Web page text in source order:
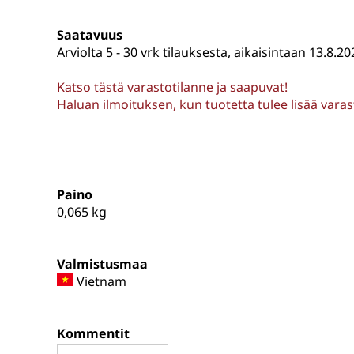
Saatavuus
Arviolta 5 - 30 vrk tilauksesta, aikaisintaan
Katso tästä varastotilanne ja saapuvat!
Haluan ilmoituksen, kun tuotetta tulee lisää
Paino
0,065 kg
Valmistusmaa
Vietnam
Kommentit